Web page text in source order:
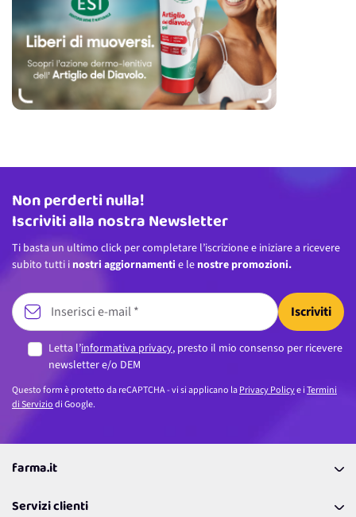
Indirizzo email
Non perderti nulla!
Iscriviti alla nostra Newsletter
Ti basta un ultimo click per completare l’iscrizione e iniziare a ricevere
subito tutti i nostri aggiornamenti e le nostre promozioni.
Iscriviti
Letta l’informativa privacy, presto il mio consenso per ricevere
newsletter e/o DEM
Questo form è protetto da reCAPTCHA - vi si applicano laPrivacy Policye iTermini
di Serviziodi Google.
farma.it
Coupon
Servizi clienti